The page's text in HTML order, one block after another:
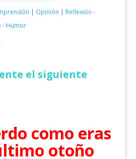
| Opinión | Reflexión -
- Humor
el siguiente
como eras
otoño